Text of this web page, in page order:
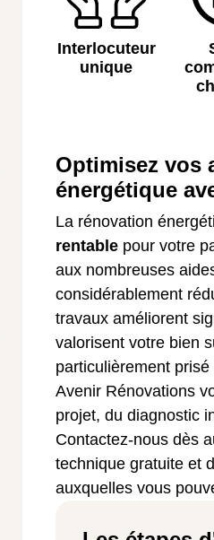
Interlocuteur
unique
Optimisez vos
énergétique
La rénovation
rentable pour votre
aux nombreuses
considérablement
travaux améliorent
valorisent votre bien
particulièrement
Avenir Rénovations
projet, du diagnostic
Contactez-nous dès
technique gratuite et
auxquelles vous